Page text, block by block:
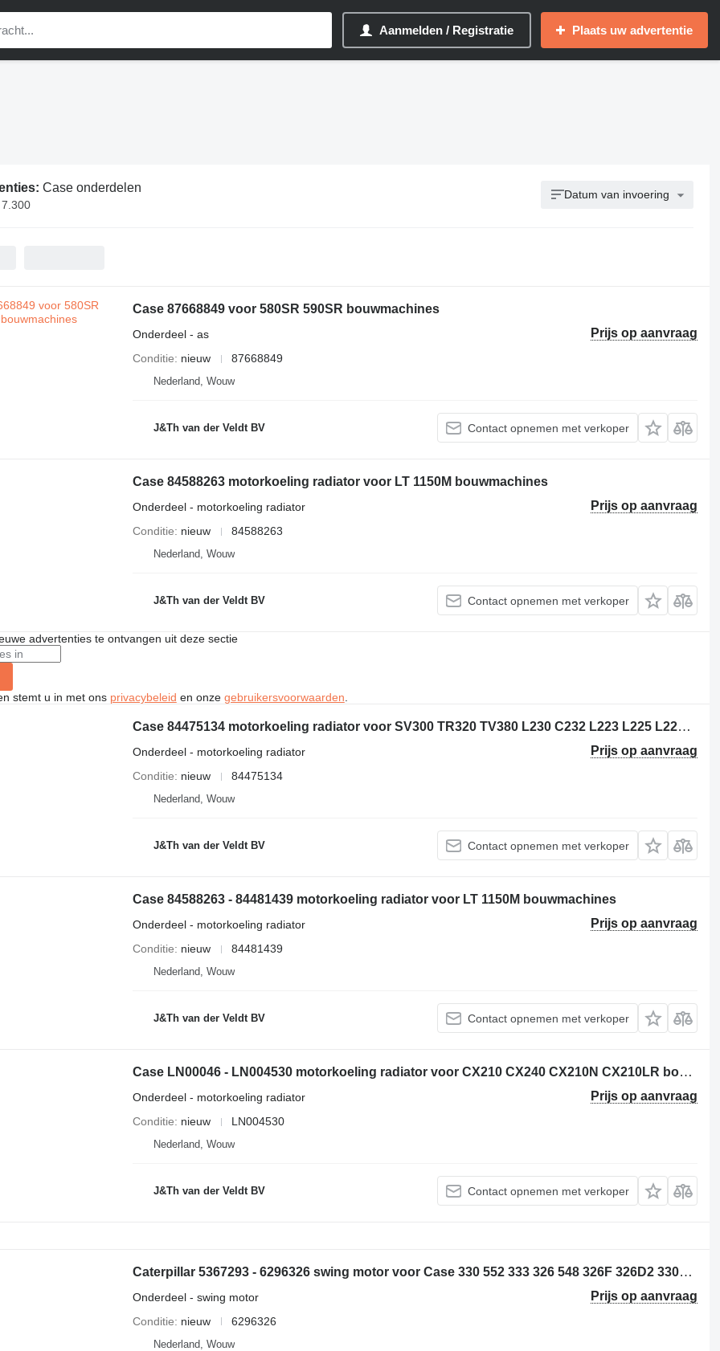
Aanmelden / Registratie Plaats uw advertentie
Case onderdelen Datum van invoering
Case 87668849 voor 580SR 590SR bouwmachines
Prijs op aanvraag
Onderdeel - as
Conditie
nieuw 87668849
Nederland, Wouw
J&Th van der Veldt BV Contact opnemen met verkoper
Case 84588263 motorkoeling radiator voor LT 1150M bouwmachines
Prijs op aanvraag
Onderdeel - motorkoeling radiator
Conditie
nieuw 84588263
Nederland, Wouw
J&Th van der Veldt BV Contact opnemen met verkoper
advertenties te ontvangen uit deze sectie
stemt u in met ons privacybeleid en onze gebruikersvoorwaarden
Case 84475134 motorkoeling radiator voor SV300 TR320 TV380 L230 C232 L223 L225 L228 C238 SR220 SR240 SR250 SV250 SV280 bouwmachines
Prijs op aanvraag
Onderdeel - motorkoeling radiator
Conditie
nieuw 84475134
Nederland, Wouw
J&Th van der Veldt BV Contact opnemen met verkoper
Case 84588263 - 84481439 motorkoeling radiator voor LT 1150M bouwmachines
Prijs op aanvraag
Onderdeel - motorkoeling radiator
Conditie
nieuw 84481439
Nederland, Wouw
J&Th van der Veldt BV Contact opnemen met verkoper
Case LN00046 - LN004530 motorkoeling radiator voor CX210 CX240 CX210N CX210LR bouwmachines
Prijs op aanvraag
Onderdeel - motorkoeling radiator
Conditie
nieuw LN004530
Nederland, Wouw
J&Th van der Veldt BV Contact opnemen met verkoper
Caterpillar 5367293 - 6296326 swing motor voor Case 330 552 333 326 548 326F 326D2 330GC 333GC 326GC MH3040 MH3032 326FLN minigraver
Prijs op aanvraag
Onderdeel - swing motor
Conditie
nieuw 6296326
Nederland, Wouw